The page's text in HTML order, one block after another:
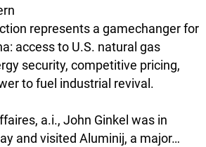
represents a gamechanger for
access to U.S. natural gas
security, competitive pricing,
to fuel industrial revival.
a.i., John Ginkel was in
and visited Aluminij, a major…